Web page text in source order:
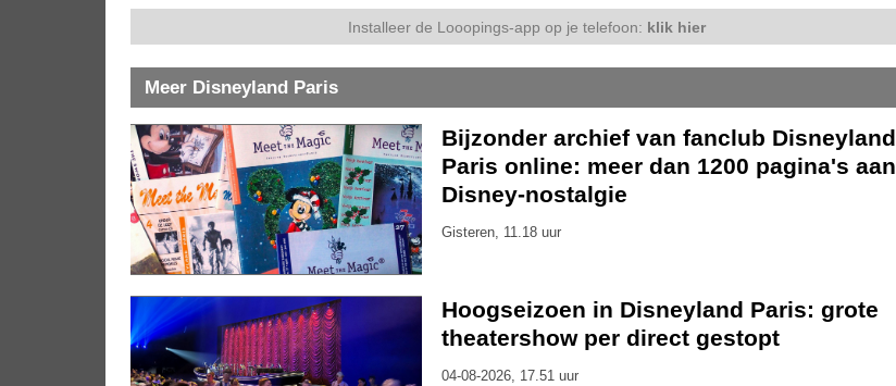
Installeer de Looopings-app op je telefoon: klik hier
Meer Disneyland Paris
Bijzonder archief van fanclub Disneyland
Paris online: meer dan 1200 pagina's aan
Disney-nostalgie
Gisteren, 11.18 uur
Hoogseizoen in Disneyland Paris: grote
theatershow per direct gestopt
04-08-2026, 17.51 uur